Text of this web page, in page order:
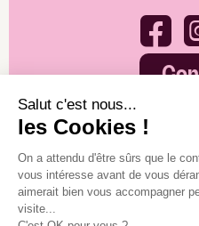
À propos
Accueil
À propos